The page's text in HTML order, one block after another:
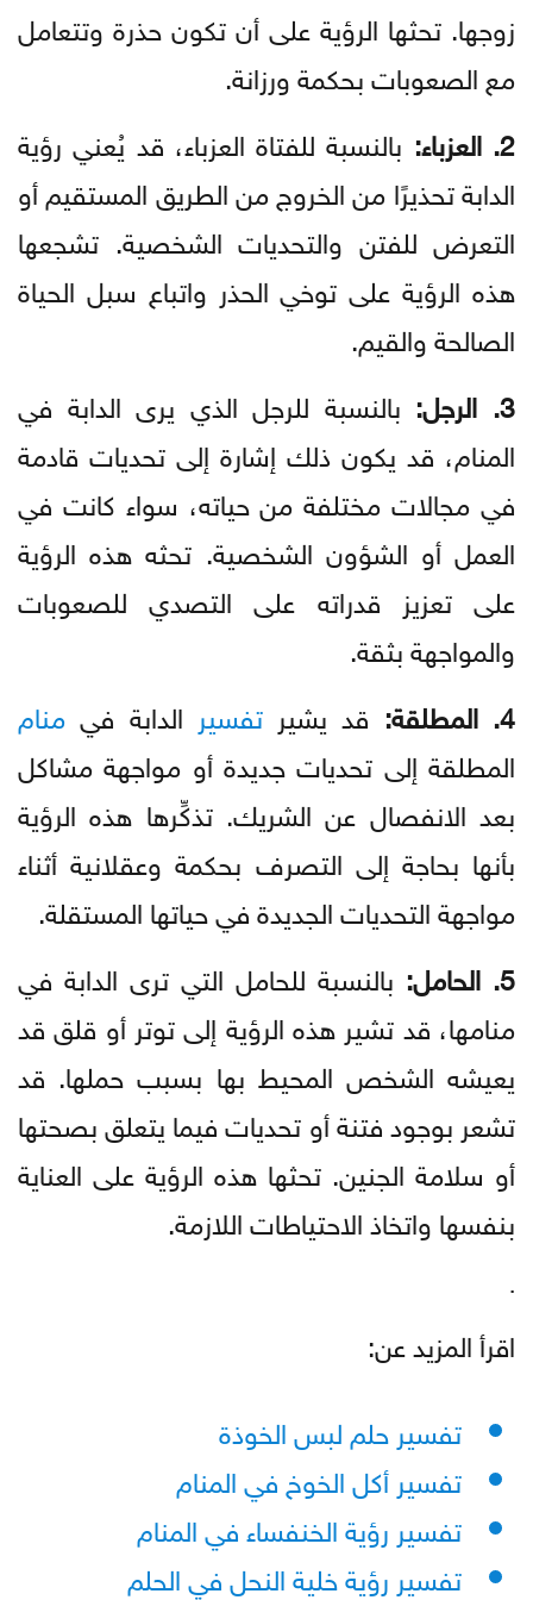
زوجها. تحثها الرؤية على أن تكون حذرة وتتعامل
مع الصعوبات بحكمة ورزانة.
2. العزباء:
بالنسبة للفتاة العزباء، قد يُعني رؤية
الدابة تحذيرًا من الخروج من الطريق المستقيم أو
التعرض للفتن والتحديات الشخصية. تشجعها
هذه الرؤية على توخي الحذر واتباع سبل الحياة
الصالحة والقيم.
3. الرجل:
بالنسبة للرجل الذي يرى الدابة في
المنام، قد يكون ذلك إشارة إلى تحديات قادمة
في مجالات مختلفة من حياته، سواء كانت في
العمل أو الشؤون الشخصية. تحثه هذه الرؤية
على تعزيز قدراته على التصدي للصعوبات
والمواجهة بثقة.
4. المطلقة:
قد يشيرتفسير الدابة في منام
المطلقة إلى تحديات جديدة أو مواجهة مشاكل
بعد الانفصال عن الشريك. تذكِّرها هذه الرؤية
بأنها بحاجة إلى التصرف بحكمة وعقلانية أثناء
مواجهة التحديات الجديدة في حياتها المستقلة.
5. الحامل:
بالنسبة للحامل التي ترى الدابة في
منامها، قد تشير هذه الرؤية إلى توتر أو قلق قد
يعيشه الشخص المحيط بها بسبب حملها. قد
تشعر بوجود فتنة أو تحديات فيما يتعلق بصحتها
أو سلامة الجنين. تحثها هذه الرؤية على العناية
بنفسها واتخاذ الاحتياطات اللازمة.
.
اقرأ المزيد عن:
تفسير حلم لبس الخوذة
تفسير أكل الخوخ في المنام
تفسير رؤية الخنفساء في المنام
تفسير رؤية خلية النحل في الحلم